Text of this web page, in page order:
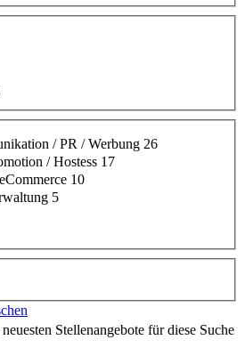
/ PR / Werbung 26
/ Hostess 17
10
5
Stellenangebote für diese Suche